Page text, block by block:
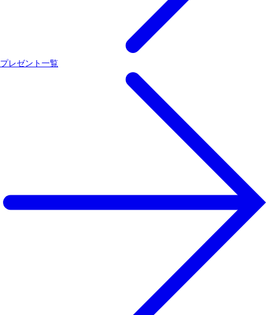
プレゼント一覧